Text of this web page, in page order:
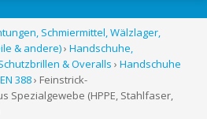
Schmiermittel, Wälzlager,
& andere)› Handschuhe,
& Overalls › Handschuhe
388› Feinstrick-
Spezialgewebe (HPPE, Stahlfaser,